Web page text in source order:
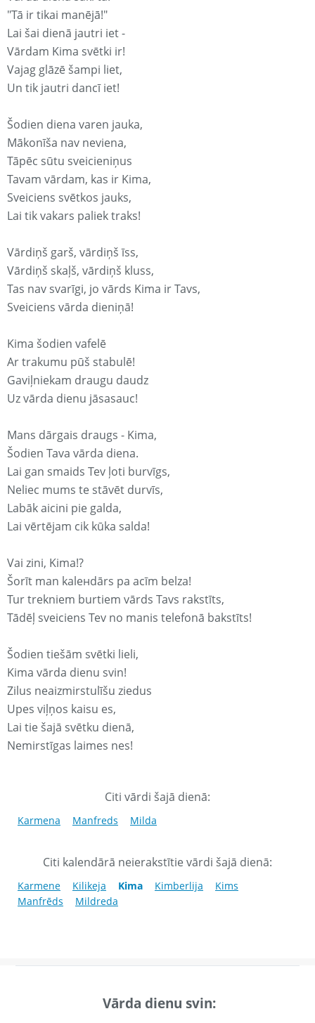
"Tā ir tikai manējā!"
Lai šai dienā jautri iet -
Vārdam Kima svētki ir!
Vajag glāzē šampi liet,
Un tik jautri dancī iet!
Šodien diena varen jauka,
Mākonīša nav neviena,
Tāpēc sūtu sveicieniņus
Tavam vārdam, kas ir Kima,
Sveiciens svētkos jauks,
Lai tik vakars paliek traks!
Vārdiņš garš, vārdiņš īss,
Vārdiņš skaļš, vārdiņš kluss,
Tas nav svarīgi, jo vārds Kima ir Tavs,
Sveiciens vārda dieniņā!
Kima šodien vafelē
Ar trakumu pūš stabulē!
Gaviļniekam draugu daudz
Uz vārda dienu jāsasauc!
Mans dārgais draugs - Kima,
Šodien Tava vārda diena.
Lai gan smaids Tev ļoti burvīgs,
Neliec mums te stāvēt durvīs,
Labāk aicini pie galda,
Lai vērtējam cik kūka salda!
Vai zini, Kima!?
Šorīt man kaleнdārs pa acīm belza!
Tur trekniem burtiem vārds Tavs rakstīts,
Tādēļ sveiciens Tev no manis telefonā bakstīts!
Šodien tiešām svētki lieli,
Kima vārda dienu svin!
Zilus neaizmirstulīšu ziedus
Upes viļņos kaisu es,
Lai tie šajā svētku dienā,
Nemirstīgas laimes nes!
Citi vārdi šajā dienā:
Karmena Manfreds Milda
Citi kalendārā neierakstītie vārdi šajā dienā:
Karmene Kilikeja Kima Kimberlija
Kims
Manfrēds
Mildreda
Vārda dienu svin: